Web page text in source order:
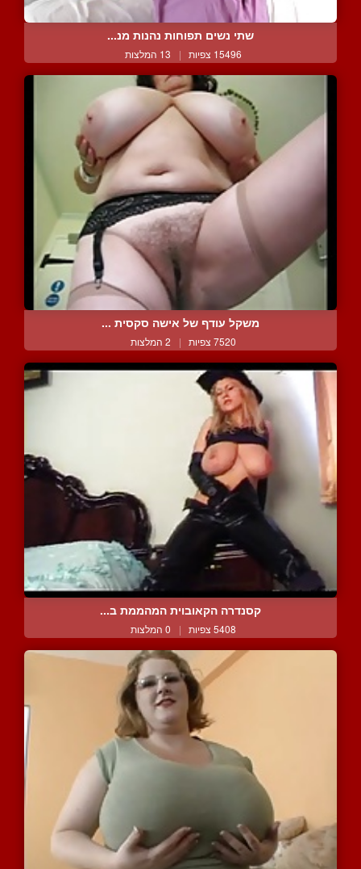
שתי נשים תפוחות נהנות מנ...
15496 צפיות | 13 המלצות
משקל עודף של אישה סקסית ...
7520 צפיות | 2 המלצות
קסנדרה הקאובוית המהממת ב...
5408 צפיות | 0 המלצות